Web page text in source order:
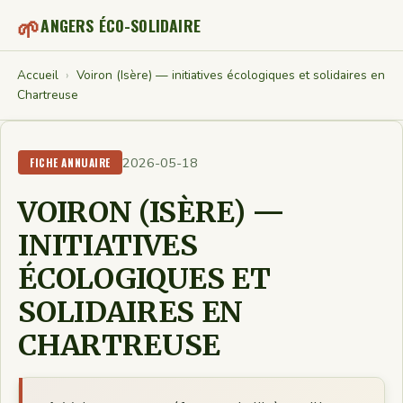
🌱ANGERS ÉCO-SOLIDAIRE
Accueil › Voiron (Isère) — initiatives écologiques et solidaires en
Chartreuse
FICHE ANNUAIRE 2026-05-18
VOIRON (ISÈRE) —
INITIATIVES
ÉCOLOGIQUES ET
SOLIDAIRES EN
CHARTREUSE